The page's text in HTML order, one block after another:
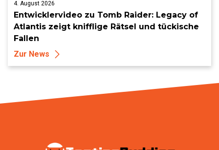
4. August 2026
Entwicklervideo zu Tomb Raider: Legacy of
Atlantis zeigt knifflige Rätsel und tückische
Fallen
Zur News